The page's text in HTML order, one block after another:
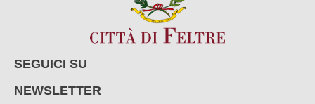
SEGUICI SU
NEWSLETTER